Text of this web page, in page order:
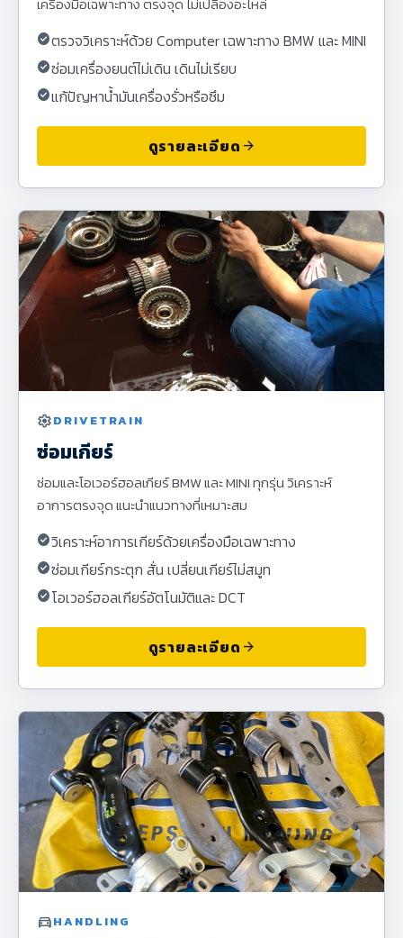
เครื่องมือเฉพาะทาง ตรงจุด ไม่เปลืองอะไหล่
check_circleตรวจวิเคราะห์ด้วย Computer เฉพาะทาง BMW และ MINI
check_circleซ่อมเครื่องยนต์ไม่เดิน เดินไม่เรียบ
check_circleแก้ปัญหาน้ำมันเครื่องรั่วหรือซึม
ดูรายละเอียด arrow_forward
settingsDRIVETRAIN
ซ่อมเกียร์
ซ่อมและโอเวอร์ฮอลเกียร์ BMW และ MINI ทุกรุ่น วิเคราะห์
อาการตรงจุด แนะนำแนวทางที่เหมาะสม
check_circleวิเคราะห์อาการเกียร์ด้วยเครื่องมือเฉพาะทาง
check_circleซ่อมเกียร์กระตุก สั่น เปลี่ยนเกียร์ไม่สมูท
check_circleโอเวอร์ฮอลเกียร์อัตโนมัติและ DCT
ดูรายละเอียด arrow_forward
directions_carHANDLING